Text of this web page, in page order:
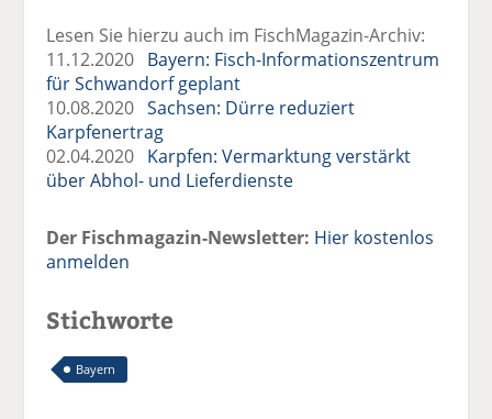
Lesen Sie hierzu auch im FischMagazin-Archiv:
11.12.2020 Bayern: Fisch-Informationszentrum
für Schwandorf geplant
10.08.2020Sachsen: Dürre reduziert
Karpfenertrag
02.04.2020 Karpfen: Vermarktung verstärkt
über Abhol- und Lieferdienste
Der Fischmagazin-Newsletter: Hier kostenlos
anmelden
Stichworte
Bayern